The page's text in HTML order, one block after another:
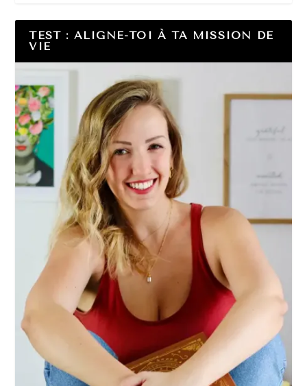
TEST : ALIGNE-TOI À TA MISSION DE
VIE